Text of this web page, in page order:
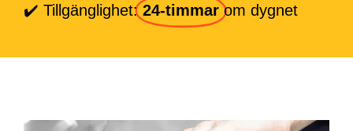
✔️ Tillgänglighet: 24-timmar om dygnet